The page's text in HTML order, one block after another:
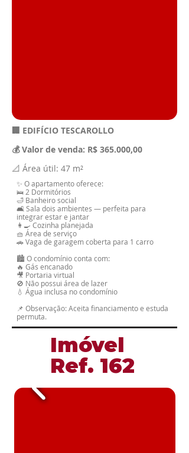
🏢 EDIFÍCIO TESCAROLLO
💰 Valor de venda: R$ 365.000,00
📐 Área útil: 47 m²
✨ O apartamento oferece:
🛌 2 Dormitórios
🛁 Banheiro social
🛋️ Sala dois ambientes — perfeita para
integrar estar e jantar
👩‍🍳 Cozinha planejada
🧺 Área de serviço
🚗 Vaga de garagem coberta para 1 carro
🏙️ O condomínio conta com:
🔥 Gás encanado
🎥 Portaria virtual
🚫 Não possui área de lazer
💧 Água inclusa no condomínio
📌 Observação: Aceita financiamento e estuda
permuta.
​Imóvel
​Ref. 162